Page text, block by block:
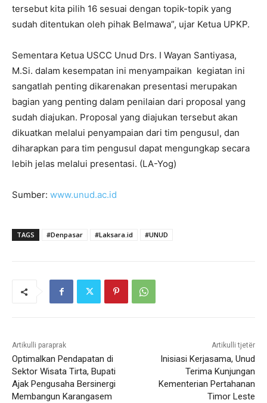
tersebut kita pilih 16 sesuai dengan topik-topik yang
sudah ditentukan oleh pihak Belmawa”, ujar Ketua UPKP.
Sementara Ketua USCC Unud Drs. I Wayan Santiyasa,
M.Si. dalam kesempatan ini menyampaikan kegiatan ini
sangatlah penting dikarenakan presentasi merupakan
bagian yang penting dalam penilaian dari proposal yang
sudah diajukan. Proposal yang diajukan tersebut akan
dikuatkan melalui penyampaian dari tim pengusul, dan
diharapkan para tim pengusul dapat mengungkap secara
lebih jelas melalui presentasi. (LA-Yog)
Sumber: www.unud.ac.id
TAGS #Denpasar #Laksara.id #UNUD
Artikulli paraprak
Optimalkan Pendapatan di
Sektor Wisata Tirta, Bupati
Ajak Pengusaha Bersinergi
Membangun Karangasem
Artikulli tjetër
Inisiasi Kerjasama, Unud
Terima Kunjungan
Kementerian Pertahanan
Timor Leste